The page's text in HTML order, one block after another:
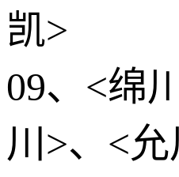
凯>
09、<绵
川>、<